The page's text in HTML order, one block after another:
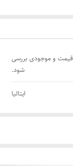
و موجودی بررسی
شود.
ایتالیا